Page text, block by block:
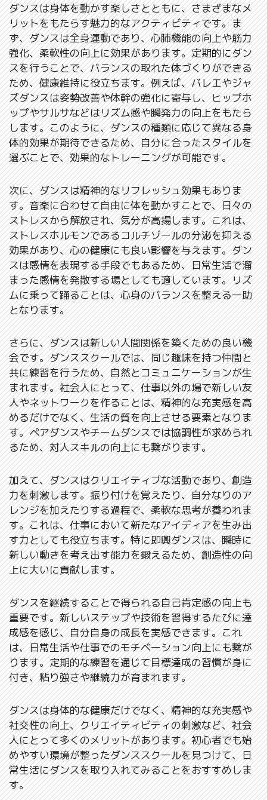
ダンスは身体を動かす楽しさとともに、さまざまなメ
リットをもたらす魅力的なアクティビティです。ま
ず、ダンスは全身運動であり、心肺機能の向上や筋力
強化、柔軟性の向上に効果があります。定期的にダン
スを行うことで、バランスの取れた体づくりができる
ため、健康維持に役立ちます。例えば、バレエやジャ
ズダンスは姿勢改善や体幹の強化に寄与し、ヒップホ
ップやサルサなどはリズム感や瞬発力の向上をもたら
します。このように、ダンスの種類に応じて異なる身
体的効果が期待できるため、自分に合ったスタイルを
選ぶことで、効果的なトレーニングが可能です。
次に、ダンスは精神的なリフレッシュ効果もありま
す。音楽に合わせて自由に体を動かすことで、日々の
ストレスから解放され、気分が高揚します。これは、
ストレスホルモンであるコルチゾールの分泌を抑える
効果があり、心の健康にも良い影響を与えます。ダン
スは感情を表現する手段でもあるため、日常生活で溜
まった感情を発散する場としても適しています。リズ
ムに乗って踊ることは、心身のバランスを整える一助
となります。
さらに、ダンスは新しい人間関係を築くための良い機
会です。ダンススクールでは、同じ趣味を持つ仲間と
共に練習を行うため、自然とコミュニケーションが生
まれます。社会人にとって、仕事以外の場で新しい友
人やネットワークを作ることは、精神的な充実感を高
めるだけでなく、生活の質を向上させる要素となりま
す。ペアダンスやチームダンスでは協調性が求められ
るため、対人スキルの向上にも繋がります。
加えて、ダンスはクリエイティブな活動であり、創造
力を刺激します。振り付けを覚えたり、自分なりのア
レンジを加えたりする過程で、柔軟な思考が養われま
す。これは、仕事において新たなアイディアを生み出
す力としても役立ちます。特に即興ダンスは、瞬時に
新しい動きを考え出す能力を鍛えるため、創造性の向
上に大いに貢献します。
ダンスを継続することで得られる自己肯定感の向上も
重要です。新しいステップや技術を習得するたびに達
成感を感じ、自分自身の成長を実感できます。これ
は、日常生活や仕事でのモチベーション向上にも繋が
ります。定期的な練習を通じて目標達成の習慣が身に
付き、粘り強さや継続力が育まれます。
ダンスは身体的な健康だけでなく、精神的な充実感や
社交性の向上、クリエイティビティの刺激など、社会
人にとって多くのメリットがあります。初心者でも始
めやすい環境が整ったダンススクールを見つけて、日
常生活にダンスを取り入れてみることをおすすめしま
す。